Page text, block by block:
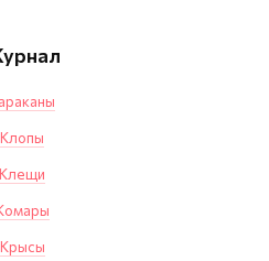
Клопы
Клещи
Крысы